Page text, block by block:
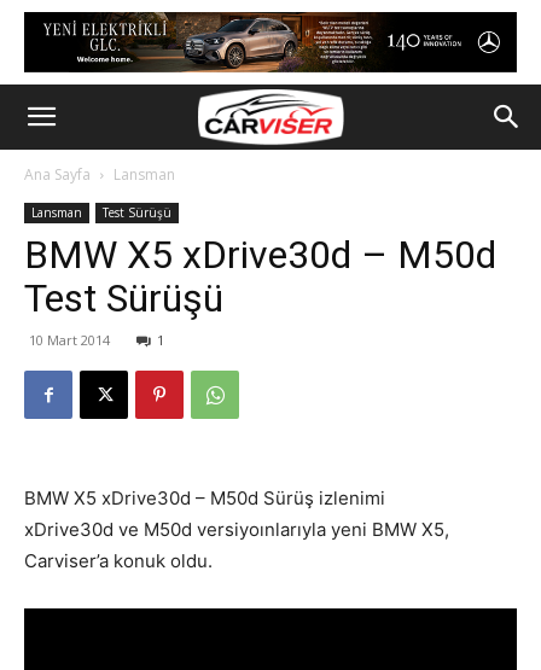
Ana Sayfa Lansman
Lansman Test Sürüşü
BMW X5 xDrive30d – M50d
Test Sürüşü
10 Mart 2014 1
BMW X5 xDrive30d – M50d Sürüş izlenimi
xDrive30d ve M50d versiyoınlarıyla yeni BMW X5,
Carviser’a konuk oldu.